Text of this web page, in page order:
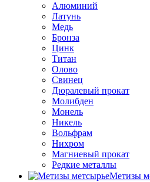
Алюминий
Латунь
Медь
Бронза
Цинк
Титан
Олово
Свинец
Дюралевый прокат
Молибден
Монель
Никель
Вольфрам
Нихром
Магниевый прокат
Редкие металлы
Метизы